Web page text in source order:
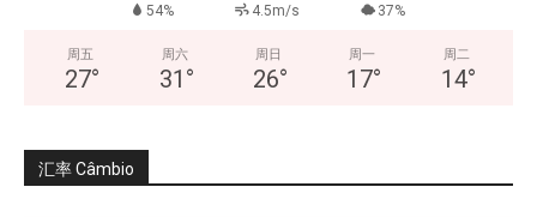
54% 4.5m/s 37%
周五
27°
周六
31 °
周日
26°
周一
17°
周二
14°
汇率 Câmbio